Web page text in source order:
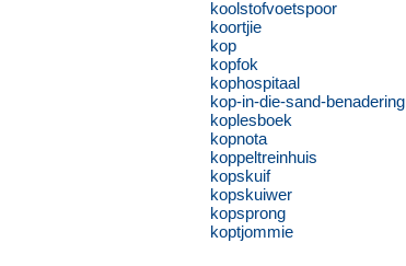
koolstofvoetspoor
koortjie
kop
kopfok
kophospitaal
kop-in-die-sand-benadering
koplesboek
kopnota
koppeltreinhuis
kopskuif
kopskuiwer
kopsprong
koptjommie